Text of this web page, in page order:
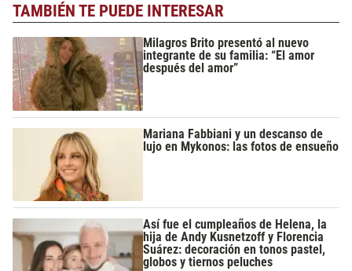
TAMBIÉN TE PUEDE INTERESAR
Milagros Brito presentó al nuevo
integrante de su familia: “El amor
después del amor”
Mariana Fabbiani y un descanso de
lujo en Mykonos: las fotos de ensueño
Así fue el cumpleaños de Helena, la
hija de Andy Kusnetzoff y Florencia
Suárez: decoración en tonos pastel,
globos y tiernos peluches